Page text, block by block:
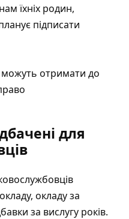
їхніх родин,
підписати
можуть отримати до
для
окладу за
за вислугу років.